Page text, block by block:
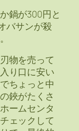
鍋が300円と
バサンが殺
物を売って
り口に安い
ちょっと中
鋏がたくさ
ームセンタ
ェックして